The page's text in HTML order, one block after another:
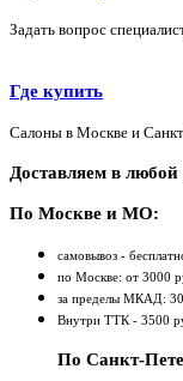
Задать вопрос
Где купить
Салоны в Москве и
Доставляем в любой
По Москве и МО:
самовывоз -
по Москве: от 3000
за пределы МКАД:
Внутри ТТК - 3500
По Санкт-